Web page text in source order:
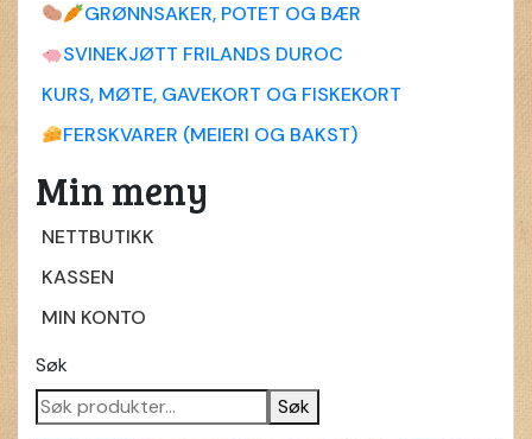
GRØNNSAKER, POTET OG BÆR
SVINEKJØTT FRILANDS DUROC
KURS, MØTE, GAVEKORT OG FISKEKORT
FERSKVARER (MEIERI OG BAKST)
Min meny
NETTBUTIKK
KASSEN
MIN KONTO
Søk
Søk